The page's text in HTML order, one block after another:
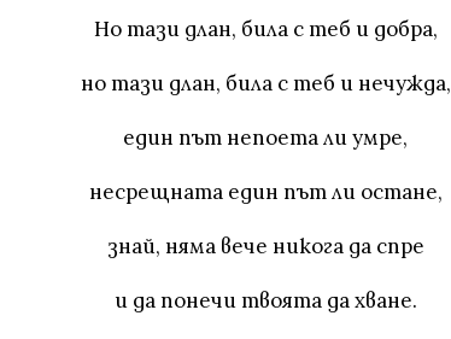
Но тази длан, била с теб и добра,
но тази длан, била с теб и нечужда,
един път непоета ли умре,
несрещната един път ли остане,
знай, няма вече никога да спре
и да понечи твоята да хване.